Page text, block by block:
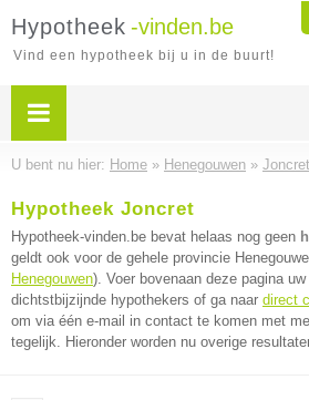
Hypotheek -vinden.be
Vind een hypotheek bij u in de buurt!
U bent nu hier: Home » Henegouwen » Joncret
Hypotheek Joncret
Hypotheek-vinden.be bevat helaas nog geen
geldt ook voor de gehele provincie
Henegouwen). Voer bovenaan deze pagina
dichtstbijzijnde hypothekers of ga naar direct
om via één e-mail in contact te komen met
tegelijk. Hieronder worden nu overige